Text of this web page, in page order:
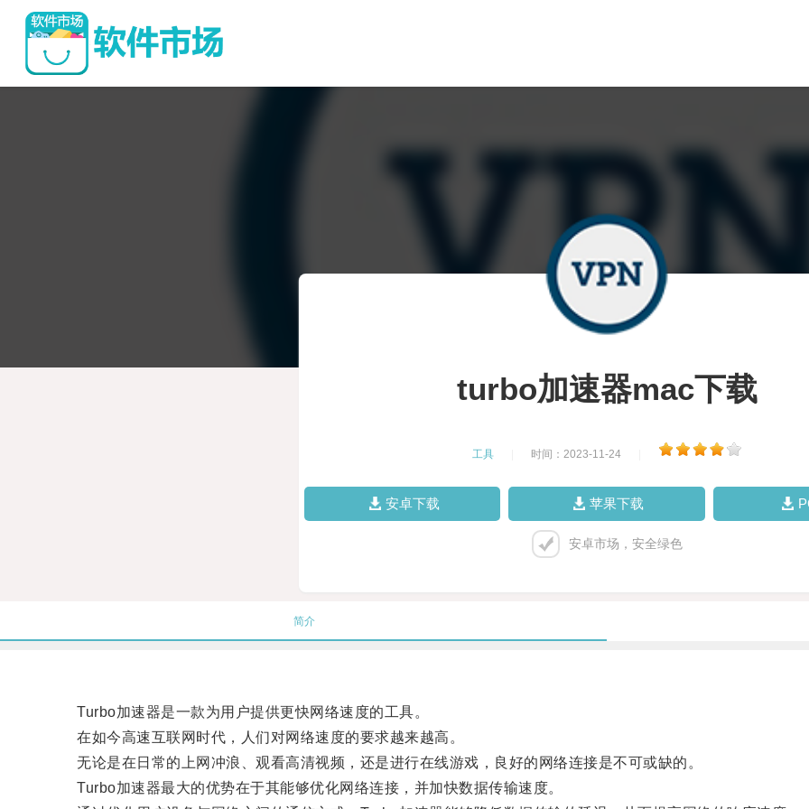
turbo加速器mac下载
工具 时间：2023-11-24
安卓下载 苹果下载
安卓市场，安全绿色
简介
Turbo加速器是一款为用户提供更快网络速度的工具。
在如今高速互联网时代，人们对网络速度的要求越来越高。
无论是在日常的上网冲浪、观看高清视频，还是进行在线游戏，良好的网络连接是不可或缺的。
Turbo加速器最大的优势在于其能够优化网络连接，并加快数据传输速度。